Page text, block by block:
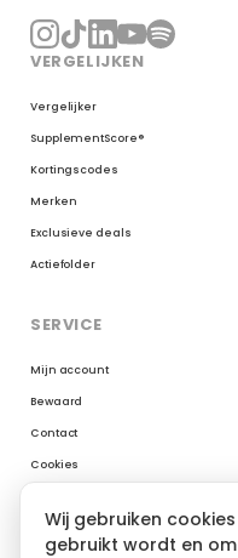
VERGELIJKEN
Vergelijker
SupplementScore®
Kortingscodes
Merken
Exclusieve deals
Actiefolder
SERVICE
Mijn account
Bewaard
Contact
Cookies
Wij gebruiken
gebruikt wordt en